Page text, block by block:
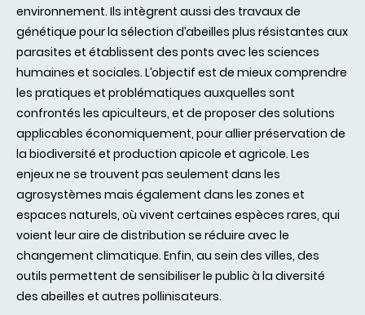
environnement. Ils intègrent aussi des travaux de
génétique pour la sélection d’abeilles plus résistantes aux
parasites et établissent des ponts avec les sciences
humaines et sociales. L’objectif est de mieux comprendre
les pratiques et problématiques auxquelles sont
confrontés les apiculteurs, et de proposer des solutions
applicables économiquement, pour allier préservation de
la biodiversité et production apicole et agricole. Les
enjeux ne se trouvent pas seulement dans les
agrosystèmes mais également dans les zones et
espaces naturels, où vivent certaines espèces rares, qui
voient leur aire de distribution se réduire avec le
changement climatique. Enfin, au sein des villes, des
outils permettent de sensibiliser le public à la diversité
des abeilles et autres pollinisateurs.